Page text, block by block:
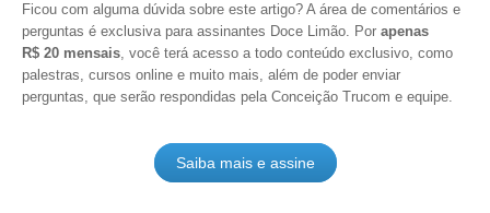
Ficou com alguma dúvida sobre este artigo? A área de comentários e
perguntas é exclusiva para assinantes Doce Limão. Por apenas
R$ 20 mensais, você terá acesso a todo conteúdo exclusivo, como
palestras, cursos online e muito mais, além de poder enviar
perguntas, que serão respondidas pela Conceição Trucom e equipe.
Saiba mais e assine